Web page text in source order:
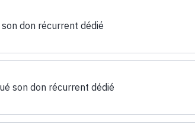
don récurrent dédié
son don récurrent dédié